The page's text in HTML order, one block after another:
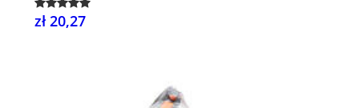
zł 20,27